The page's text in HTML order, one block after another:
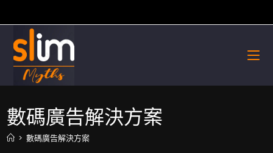
to
content
數碼廣告解決方案
> 數碼廣告解決方案